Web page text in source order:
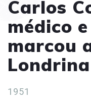
Carlos
médico
marcou
Londrina
1951